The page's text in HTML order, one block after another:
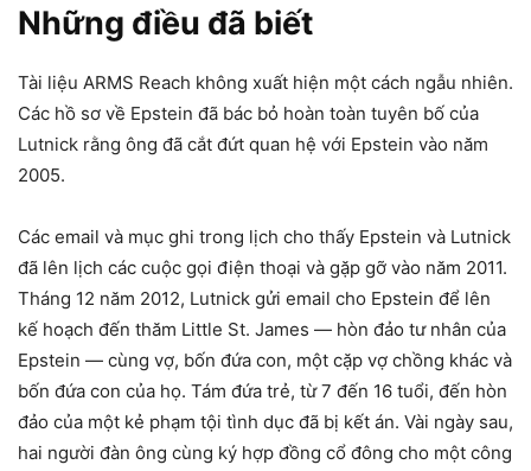
Những điều đã biết
Tài liệu ARMS Reach không xuất hiện một cách ngẫu nhiên.
Các hồ sơ về Epstein đã bác bỏ hoàn toàn tuyên bố của
Lutnick rằng ông đã cắt đứt quan hệ với Epstein vào năm
2005.
Các email và mục ghi trong lịch cho thấy Epstein và Lutnick
đã lên lịch các cuộc gọi điện thoại và gặp gỡ vào năm 2011.
Tháng 12 năm 2012, Lutnick gửi email cho Epstein để lên
kế hoạch đến thăm Little St. James — hòn đảo tư nhân của
Epstein — cùng vợ, bốn đứa con, một cặp vợ chồng khác và
bốn đứa con của họ. Tám đứa trẻ, từ 7 đến 16 tuổi, đến hòn
đảo của một kẻ phạm tội tình dục đã bị kết án. Vài ngày sau,
hai người đàn ông cùng ký hợp đồng cổ đông cho một công